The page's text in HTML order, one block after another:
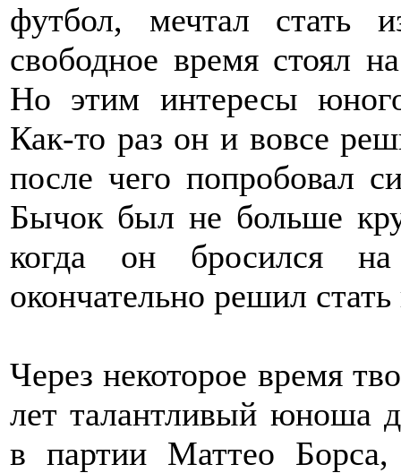
футбол, мечтал стать
свободное время стоял
Но этим интересы
Как-то раз он и вовсе
после чего попробовал
Бычок был не больше
когда он бросился
окончательно решил
Через некоторое время
лет талантливый юноша
в партии Маттео